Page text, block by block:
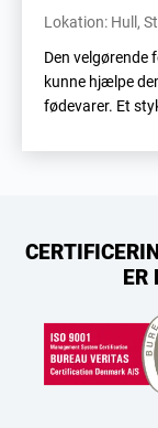
Lokation: Hull,
Den velgørende
kunne hjælpe
fødevarer. Et
ER